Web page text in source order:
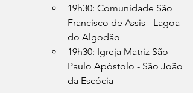
19h30: Comunidade São
Francisco de Assis - Lagoa
do Algodão
19h30: Igreja Matriz São
Paulo Apóstolo - São João
da Escócia